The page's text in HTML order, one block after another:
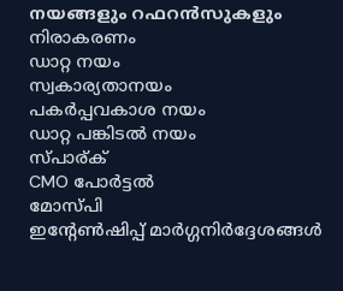
നയങ്ങളും റഫറൻസുകളും
നിരാകരണം
ഡാറ്റ നയം
സ്വകാര്യതാനയം
പകർപ്പവകാശ നയം
ഡാറ്റ പങ്കിടൽ നയം
സ്പാര്ക്
CMO പോർട്ടൽ
മോസ്പി
ഇൻ്റേൺഷിപ്പ് മാർഗ്ഗനിർദ്ദേശങ്ങൾ